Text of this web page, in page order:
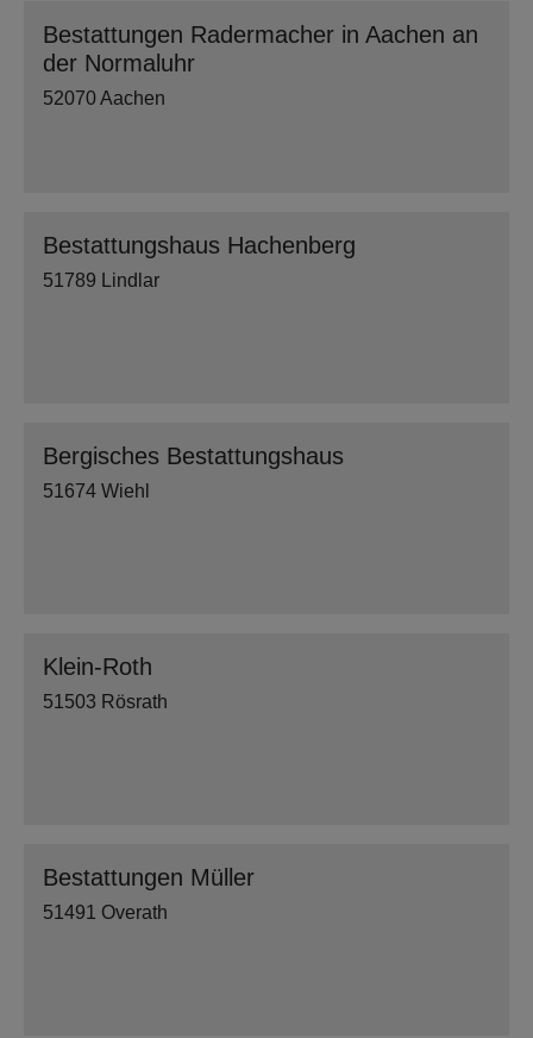
Bestattungen Radermacher in Aachen an
der Normaluhr
52070 Aachen
Bestattungshaus Hachenberg
51789 Lindlar
Bergisches Bestattungshaus
51674 Wiehl
Klein-Roth
51503 Rösrath
Bestattungen Müller
51491 Overath